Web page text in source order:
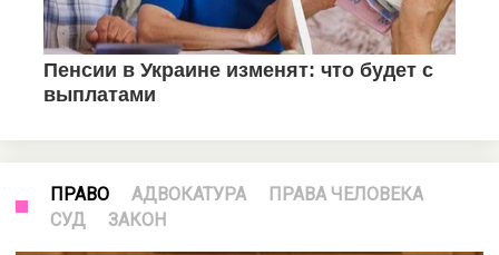
ПРАВО АДВОКАТУРА
ПРАВА ЧЕЛОВЕКА
СУД
ЗАКОН